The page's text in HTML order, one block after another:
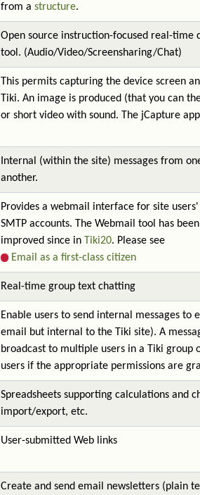
from a structure.
Open source instruction-focused real-time
tool. (Audio/Video/Screensharing/Chat)
This permits capturing the device screen
Tiki. An image is produced (that you can
or short video with sound. The jCapture
Internal (within the site) messages from
another.
Provides a webmail interface for site
SMTP accounts. The Webmail tool has
improved since in
Tiki20. Please see
Email as a first-class citizen
Real-time group text chatting
Enable users to send internal messages to
email but internal to the Tiki site). A
broadcast to multiple users in a Tiki group
users if the appropriate permissions are
Spreadsheets supporting calculations and
import/export, etc.
User-submitted Web links
Create and send email newsletters (plain